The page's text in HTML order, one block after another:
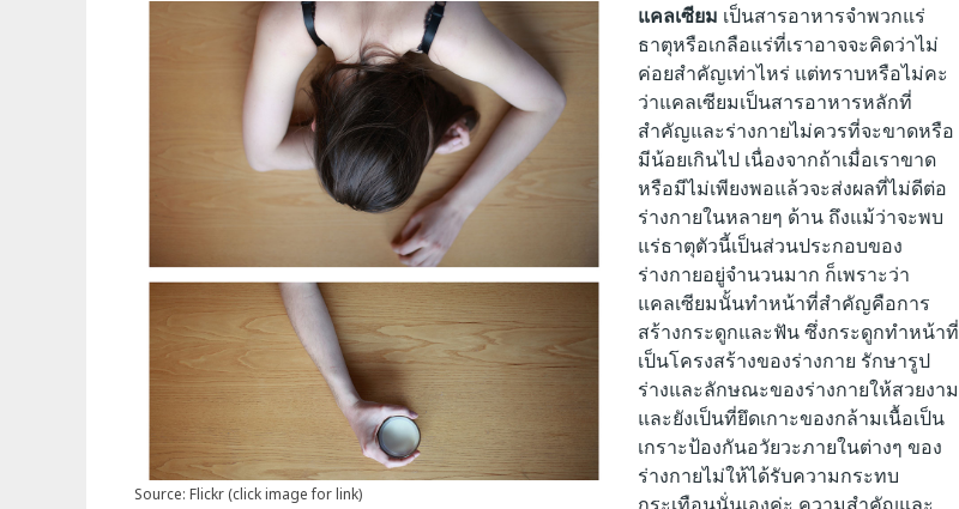
Source: Flickr (click image for link)
แคลเซียม เป็นสารอาหารจำพวกแร่
ธาตุหรือเกลือแร่ที่เราอาจจะคิดว่าไม่
ค่อยสำคัญเท่าไหร่ แต่ทราบหรือไม่คะ
ว่าแคลเซียมเป็นสารอาหารหลักที่
สำคัญและร่างกายไม่ควรที่จะขาดหรือ
มีน้อยเกินไป เนื่องจากถ้าเมื่อเราขาด
หรือมีไม่เพียงพอแล้วจะส่งผลที่ไม่ดีต่อ
ร่างกายในหลายๆ ด้าน ถึงแม้ว่าจะพบ
แร่ธาตุตัวนี้เป็นส่วนประกอบของ
ร่างกายอยู่จำนวนมาก ก็เพราะว่า
แคลเซียมนั้นทำหน้าที่สำคัญคือการ
สร้างกระดูกและฟันซึ่งกระดูกทำหน้าที่
เป็นโครงสร้างของร่างกาย รักษารูป
ร่างและลักษณะของร่างกายให้สวยงาม
และยังเป็นที่ยึดเกาะของกล้ามเนื้อเป็น
เกราะป้องกันอวัยวะภายในต่างๆ ของ
ร่างกายไม่ให้ได้รับความกระทบ